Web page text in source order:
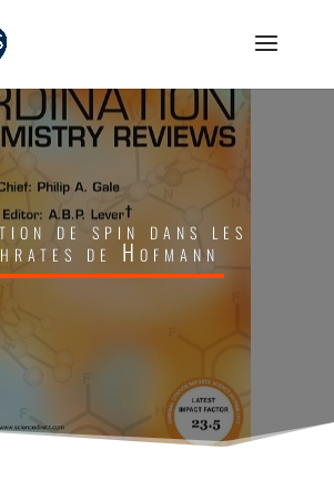
de spin dans les
de Hofmann